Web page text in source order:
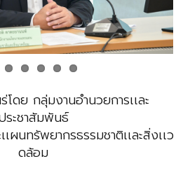
ร่โดย กลุ่มงานอำนวยการเเละ
ระชาสัมพันธ์
เผนทรัพยากรธรรมชาติเเละสิ่งเเว
ดล้อม